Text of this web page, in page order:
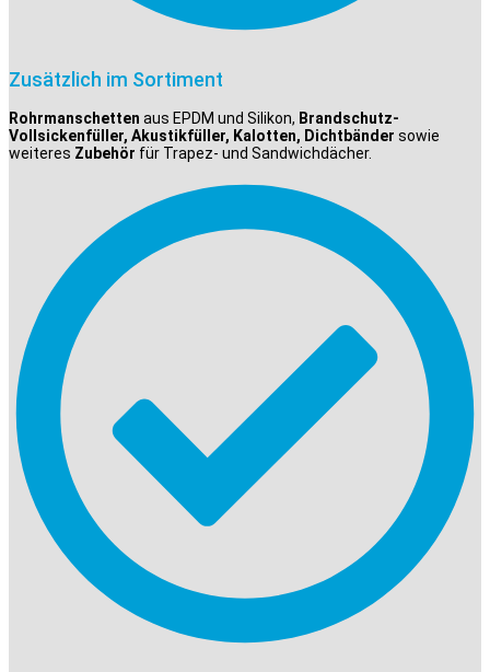
Zusätzlich im Sortiment
Rohrmanschetten aus EPDM und Silikon, Brandschutz-
Vollsickenfüller, Akustikfüller, Kalotten, Dichtbänder sowie
weiteres Zubehör für Trapez- und Sandwichdächer.